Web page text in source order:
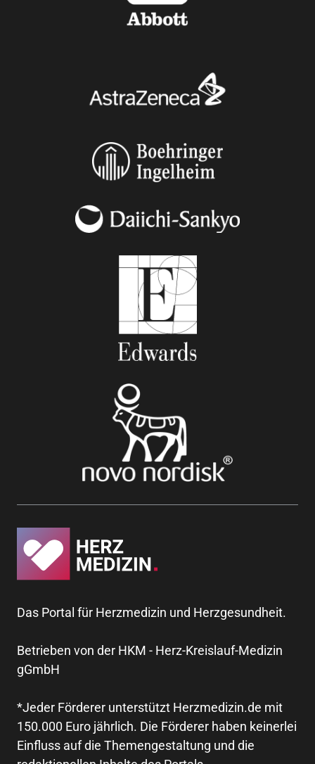
Das Portal für Herzmedizin und Herzgesundheit.
Betrieben von der HKM - Herz-Kreislauf-Medizin
gGmbH
*Jeder Förderer unterstützt Herzmedizin.de mit
150.000 Euro jährlich. Die Förderer haben keinerlei
Einfluss auf die Themengestaltung und die